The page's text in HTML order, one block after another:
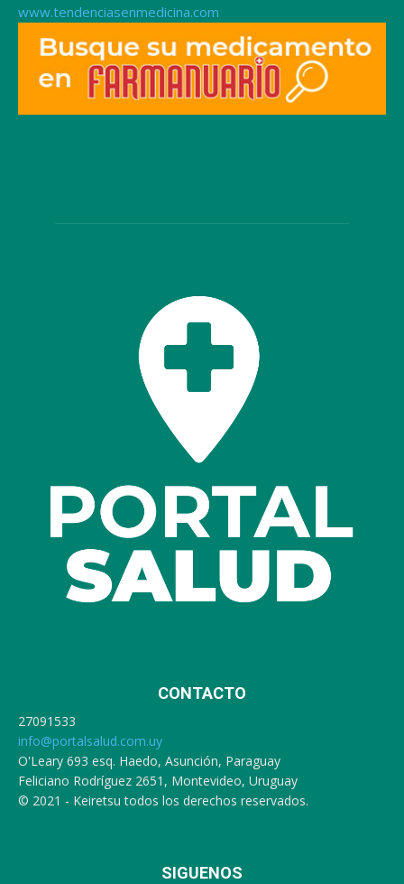
www.tendenciasenmedicina.com
CONTACTO
27091533
info@portalsalud.com.uy
O'Leary 693 esq. Haedo, Asunción, Paraguay
Feliciano Rodríguez 2651, Montevideo, Uruguay
© 2021 - Keiretsu todos los derechos reservados.
SIGUENOS